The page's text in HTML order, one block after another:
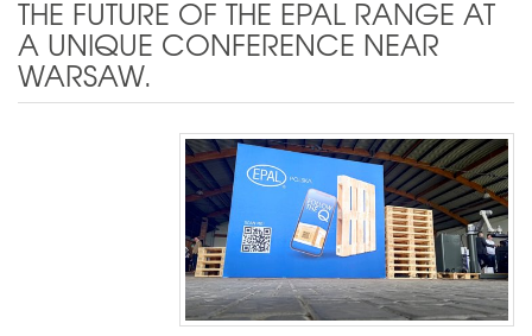
THE FUTURE OF THE EPAL RANGE AT
A UNIQUE CONFERENCE NEAR
WARSAW.